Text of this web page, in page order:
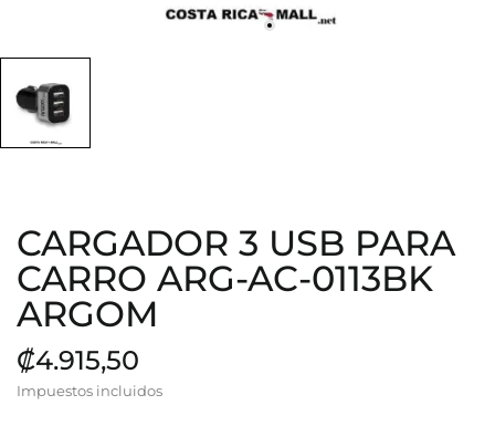
CARGADOR 3 USB PARA
CARRO ARG-AC-0113BK
ARGOM
₡4.915,50
Impuestos incluidos